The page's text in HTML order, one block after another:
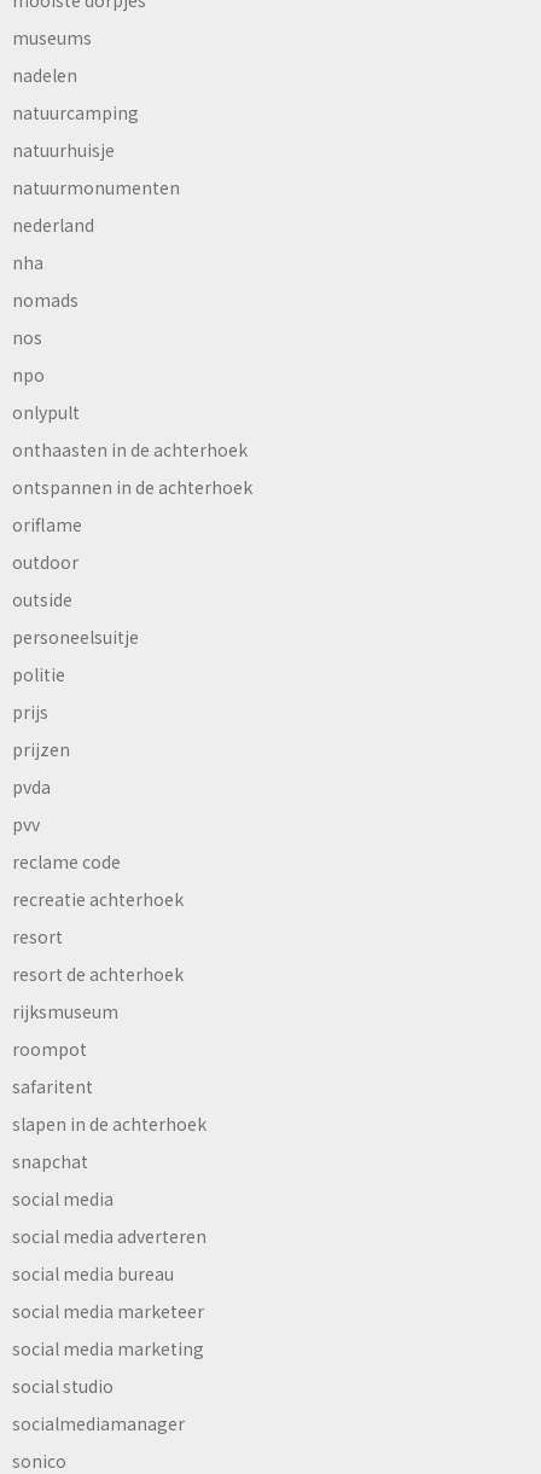
museums
nadelen
natuurcamping
natuurhuisje
natuurmonumenten
nederland
nha
nomads
nos
npo
onlypult
onthaasten in de achterhoek
ontspannen in de achterhoek
oriflame
outdoor
outside
personeelsuitje
politie
prijs
prijzen
pvda
pvv
reclame code
recreatie achterhoek
resort
resort de achterhoek
rijksmuseum
roompot
safaritent
slapen in de achterhoek
snapchat
social media
social media adverteren
social media bureau
social media marketeer
social media marketing
social studio
socialmediamanager
sonico